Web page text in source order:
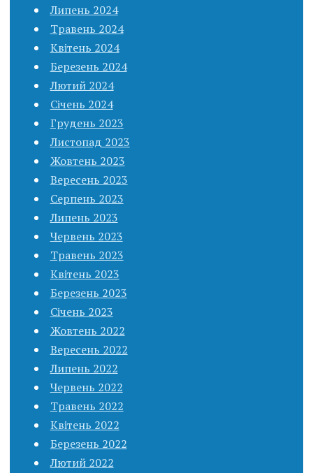
Липень 2024
Травень 2024
Квітень 2024
Березень 2024
Лютий 2024
Січень 2024
Грудень 2023
Листопад 2023
Жовтень 2023
Вересень 2023
Серпень 2023
Липень 2023
Червень 2023
Травень 2023
Квітень 2023
Березень 2023
Січень 2023
Жовтень 2022
Вересень 2022
Липень 2022
Червень 2022
Травень 2022
Квітень 2022
Березень 2022
Лютий 2022